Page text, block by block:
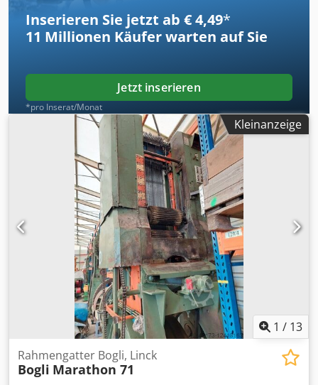
Abgebaut werden
Inserieren Sie jetzt ab € 4,49*
11 Millionen Käufer warten auf Sie
Jetzt inserieren
*pro Inserat/Monat
Kleinanzeige
1 / 13
Rahmengatter Bogli, Linck
Bogli Marathon 71